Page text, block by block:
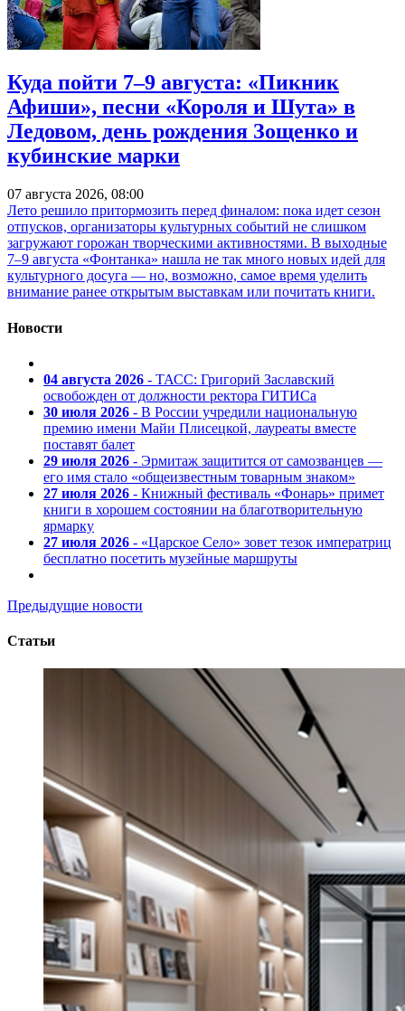
Куда пойти 7–9 августа: «Пикник
Афиши», песни «Короля и Шута» в
Ледовом, день рождения Зощенко и
кубинские марки
07 августа 2026, 08:00
Лето решило притормозить перед финалом: пока идет сезон
отпусков, организаторы культурных событий не слишком
загружают горожан творческими активностями. В выходные
7–9 августа «Фонтанка» нашла не так много новых идей для
культурного досуга — но, возможно, самое время уделить
внимание ранее открытым выставкам или почитать книги.
Новости
04 августа 2026 - ТАСС: Григорий Заславский
освобожден от должности ректора ГИТИСа
30 июля 2026 - В России учредили национальную
премию имени Майи Плисецкой, лауреаты вместе
поставят балет
29 июля 2026 - Эрмитаж защитится от самозванцев —
его имя стало «общеизвестным товарным знаком»
27 июля 2026 - Книжный фестиваль «Фонарь» примет
книги в хорошем состоянии на благотворительную
ярмарку
27 июля 2026 - «Царское Село» зовет тезок императриц
бесплатно посетить музейные маршруты
Предыдущие новости
Статьи